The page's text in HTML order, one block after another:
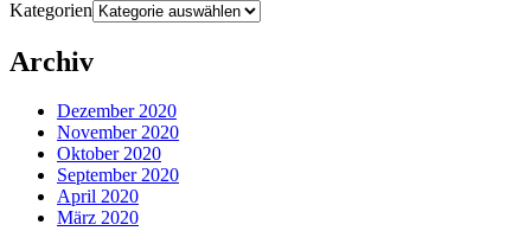
Kategorien
Archiv
Dezember 2020
November 2020
Oktober 2020
September 2020
April 2020
März 2020